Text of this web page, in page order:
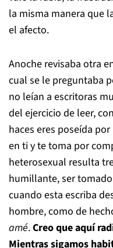
la misma manera que
el afecto.
Anoche revisaba otra
cual se le preguntaba
no leían a escritoras
del ejercicio de leer,
haces eres poseída
en ti y te toma por
heterosexual resulta
humillante, ser
cuando esta escriba
hombre, como de
amé.Creo que aquí
Mientras sigamos